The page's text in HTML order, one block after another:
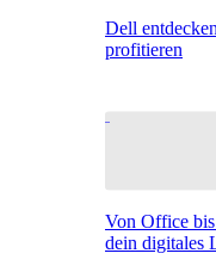
Dell
profitieren
Von Office
dein digitales